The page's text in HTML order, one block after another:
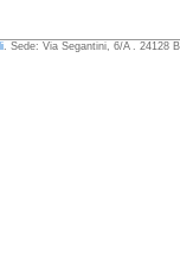
. Sede: Via Segantini, 6/A . 24128